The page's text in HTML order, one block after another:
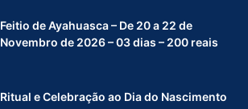
Feitio de Ayahuasca – De 20 a 22 de
Novembro de 2026 – 03 dias – 200 reais
Ritual e Celebração ao Dia do Nascimento